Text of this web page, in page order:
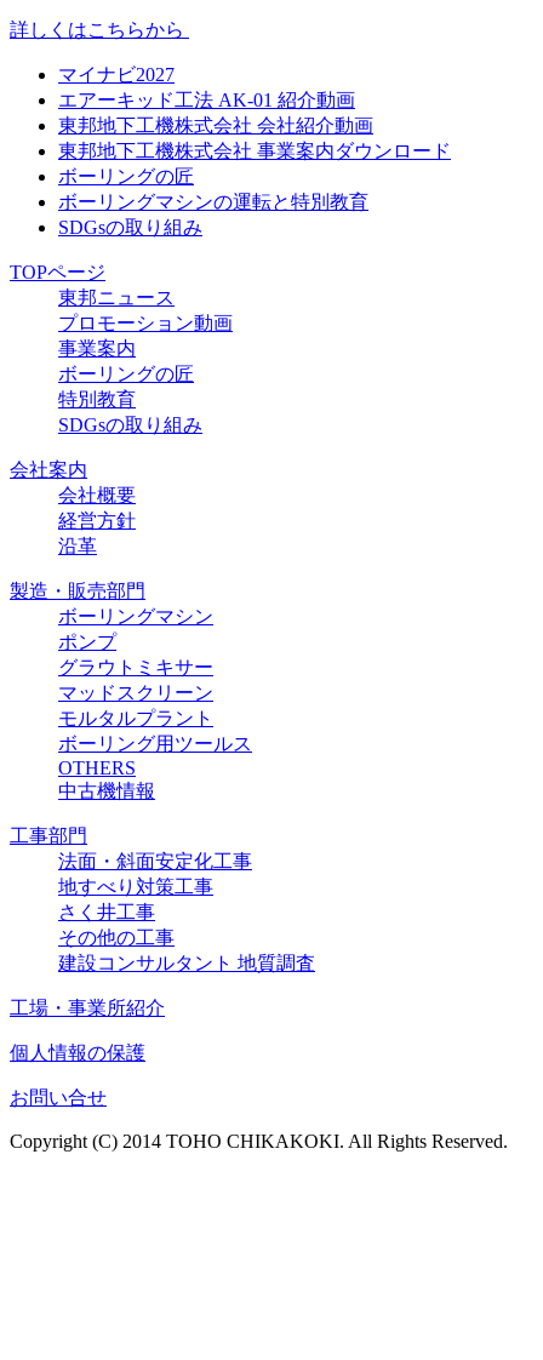
詳しくはこちらから
マイナビ2027
エアーキッド工法 AK-01 紹介動画
東邦地下工機株式会社 会社紹介動画
東邦地下工機株式会社 事業案内ダウンロード
ボーリングの匠
ボーリングマシンの運転と特別教育
SDGsの取り組み
TOPページ
東邦ニュース
プロモーション動画
事業案内
ボーリングの匠
特別教育
SDGsの取り組み
会社案内
会社概要
経営方針
沿革
製造・販売部門
ボーリングマシン
ポンプ
グラウトミキサー
マッドスクリーン
モルタルプラント
ボーリング用ツールス
OTHERS
中古機情報
工事部門
法面・斜面安定化工事
地すべり対策工事
さく井工事
その他の工事
建設コンサルタント 地質調査
工場・事業所紹介
個人情報の保護
お問い合せ
Copyright (C) 2014 TOHO CHIKAKOKI. All Rights Reserved.